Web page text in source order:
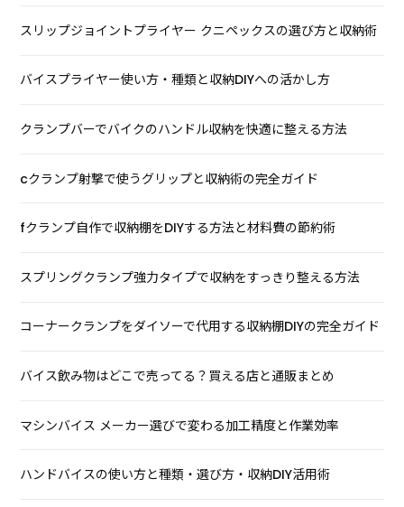
スリップジョイントプライヤー クニペックスの選び方と収納術
バイスプライヤー使い方・種類と収納DIYへの活かし方
クランプバーでバイクのハンドル収納を快適に整える方法
cクランプ射撃で使うグリップと収納術の完全ガイド
fクランプ自作で収納棚をDIYする方法と材料費の節約術
スプリングクランプ強力タイプで収納をすっきり整える方法
コーナークランプをダイソーで代用する収納棚DIYの完全ガイド
バイス飲み物はどこで売ってる？買える店と通販まとめ
マシンバイス メーカー選びで変わる加工精度と作業効率
ハンドバイスの使い方と種類・選び方・収納DIY活用術